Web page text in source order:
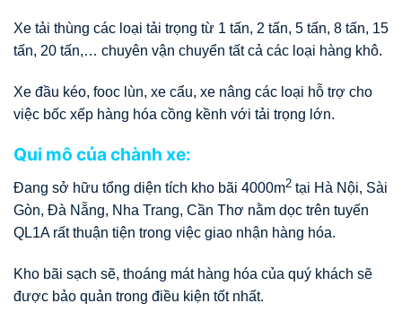
Xe tải thùng các loại tải trọng từ 1 tấn, 2 tấn, 5 tấn, 8 tấn, 15
tấn, 20 tấn,… chuyên vận chuyển tất cả các loại hàng khô.
Xe đầu kéo, fooc lùn, xe cẩu, xe nâng các loại hỗ trợ cho
việc bốc xếp hàng hóa cồng kềnh với tải trọng lớn.
Qui mô của chành xe:
Đang sở hữu tổng diện tích kho bãi 4000m2 tại Hà Nội, Sài
Gòn, Đà Nẵng, Nha Trang, Cần Thơ nằm dọc trên tuyến
QL1A rất thuận tiện trong việc giao nhận hàng hóa.
Kho bãi sạch sẽ, thoáng mát hàng hóa của quý khách sẽ
được bảo quản trong điều kiện tốt nhất.